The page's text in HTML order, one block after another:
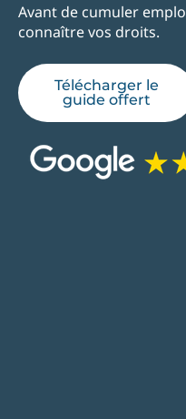
Avant de cumuler
connaître vos droits.
Télécharger le
guide offert